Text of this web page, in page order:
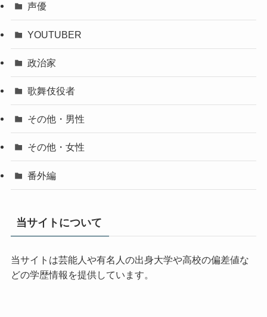
声優
YOUTUBER
政治家
歌舞伎役者
その他・男性
その他・女性
番外編
当サイトについて
当サイトは芸能人や有名人の出身大学や高校の偏差値な
どの学歴情報を提供しています。